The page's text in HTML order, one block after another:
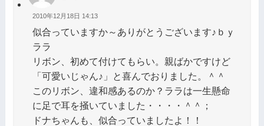
2010年12月18日 14:13
似合っていますか～ありがとうございます♪ｂｙ
ララ
リボン、初めて付けてもらい。親ばかですけど
「可愛いじゃん♪」と喜んでおりました。＾＾
このリボン、違和感あるのか？ララは一生懸命
に足で耳を掻いていました・・・・＾＾；
ドナちゃんも、似合っていましたよ！！